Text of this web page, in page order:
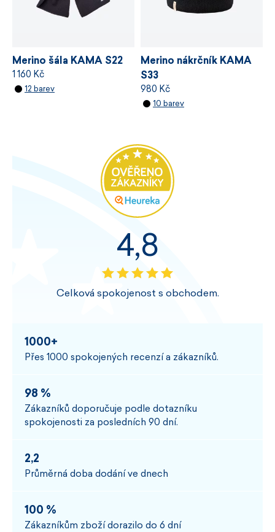
Merino šála KAMA S22
1 160 Kč
12 barev
Merino nákrčník KAMA
S33
980 Kč
10 barev
4,8
Celková spokojenost s obchodem.
1000+
Přes 1000 spokojených recenzí a zákazníků.
98 %
Zákazníků doporučuje podle dotazníku
spokojenosti za posledních 90 dní.
2,2
Průměrná doba dodání ve dnech
100 %
Zákazníkům zboží dorazilo do 6 dní